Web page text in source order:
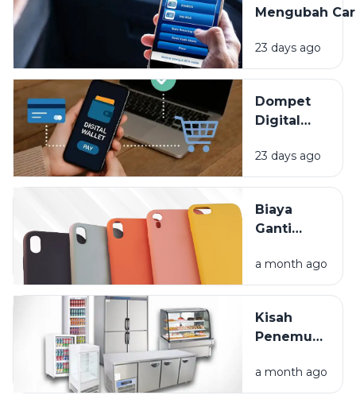
Sampai
Dipantau
Mengubah
Uang, Apa Saja
23 days ago
Dompet
Digital
Hidup
Lebih
Tapi Kok
Saldo
Habis?
23 days ago
Biaya
Ganti
Mahal?
Lindungi
Anda
Sejak Hari
a month ago
Kisah
Penemuan
Dari Es
Balok
a month ago